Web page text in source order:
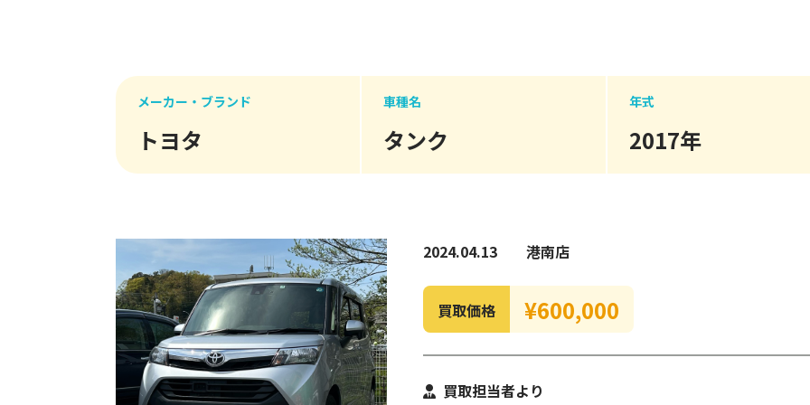
メーカー・ブランド
トヨタ
車種名
タンク
年式
2017年
2024.04.13 港南店
買取価格 ¥600,000
買取担当者より